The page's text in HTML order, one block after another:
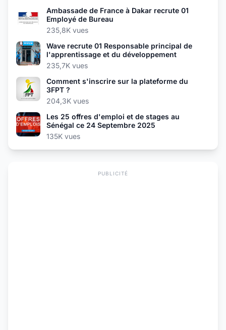
Ambassade de France à Dakar recrute 01
Employé de Bureau
235,8K vues
Wave recrute 01 Responsable principal de
l'apprentissage et du développement
235,7K vues
Comment s'inscrire sur la plateforme du
3FPT ?
204,3K vues
Les 25 offres d'emploi et de stages au
Sénégal ce 24 Septembre 2025
135K vues
PUBLICITÉ